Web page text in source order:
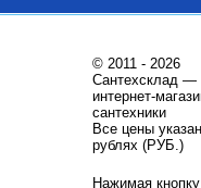
© 2011 - 2026
Сантехсклад —
интернет-
сантехники
Все цены
рублях (РУБ.)
Нажимая кнопку